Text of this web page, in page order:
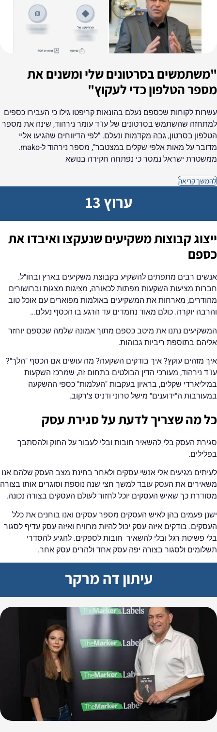
"משתמשים בסרטונים שלי ומשנים את
מספר הטלפון כדי לעקוץ"
עשרות לקוחות שכספם נעלם בהונאות קריפטו גילו כי העבירו כספים
למתחזה שהשתמש בסרטונים של עו"ד עומר נירהוד, שינה את מספר
הטלפון בסרטון, גבה מקדמות ונעלם. "לפי הדיווחים שהגיעו אליי
מדובר על מאות אלפי שקלים במצטבר", מספר נירהוד ל-mako.
ממשטרת ישראל נמסר כי נפתחה חקירה בנושא
להמשך קריאה
ערוץ 13
ייצוג קבוצות משקיעים שנעקצו ואיבדו את
כספם
אנשים רבים מתפתים להשקיע בקבוצת משקיעים בארץ ובחו"ל.
חברות מציעות השקעות מפתות לכאורה, מציגות מצגות וברושורים
מהודרים, מארחות את המשקיעים באולמות מפוארים עם אוכל טוב
והרבה יוקרה. כולם מאוד נחמדים עד הרגע בו הכסף נעלם…
המשקיעים נתנו את מיטב כספם מתוך אמונה שלמה שכספם יוחזר
אליהם בתוספת ריביות גבוהות.
איך מזהים עוקץ? איך בודקים השקעה? מה עושים אם הכסף "הלך"?
עו"ד נירהוד, מעורכי הדין הבולטים בתחום זה, שמרכז השקעות
במיליארדי שקלים, בראיון בעקבות "העלמות" כספי ההשקעה
במעורבות ה"ידוענים" מישל טרוני ודניס צ'רקוב.
כל מה שצריך לדעת על סגירת עסק
סגירת העסק בלי להשאיר חובות ובלי לעבור על החוק ולהסתבך
בפלילים.
לעיתים מגיעים אלי אנשי עסקים ולאחר בחינת מצב העסק שלהם אנו
משאירים את העסק עובד למשך חצי שנה נוספת וסוגרים אותו בצורה
מסודרת כך שאיש העסקים יוכל לחזור לעולם העסקים בצורה נכונה.
ישנן פעמים בהן לאיש העסקים מספר עסקים ואנו בוחנים את כלל
העסקים. בודקים איזה עסק יכול להיות מרוויח ואיזה עסק עדיף לסגור
בלי פשיטת רגל ובלי להשאיר חובות לספקים. להגיע להסדרי
תשלומים ולסגור בצורה יפה עסק אחד ולהרים עסק אחר.
עיתון דה מרקר